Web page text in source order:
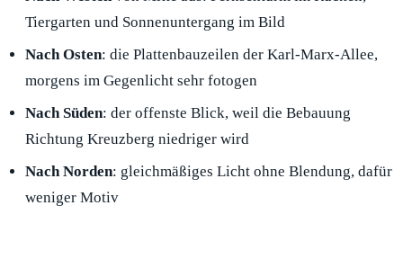
Tiergarten und Sonnenuntergang im Bild
Nach Osten: die Plattenbauzeilen der Karl-Marx-Allee,
morgens im Gegenlicht sehr fotogen
Nach Süden: der offenste Blick, weil die Bebauung
Richtung Kreuzberg niedriger wird
Nach Norden: gleichmäßiges Licht ohne Blendung, dafür
weniger Motiv